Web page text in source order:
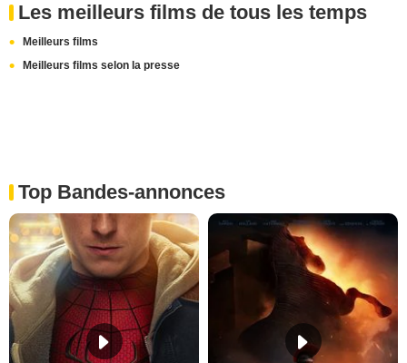
Les meilleurs films de tous les temps
Meilleurs films
Meilleurs films selon la presse
Top Bandes-annonces